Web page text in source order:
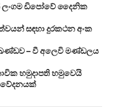
ලංගම ඩිපෝවේ දෛනික
සඳහා දුරකථන අංක
– වී අලෙවි මණ්ඩලය
හමුදාපති හමුවෙයි